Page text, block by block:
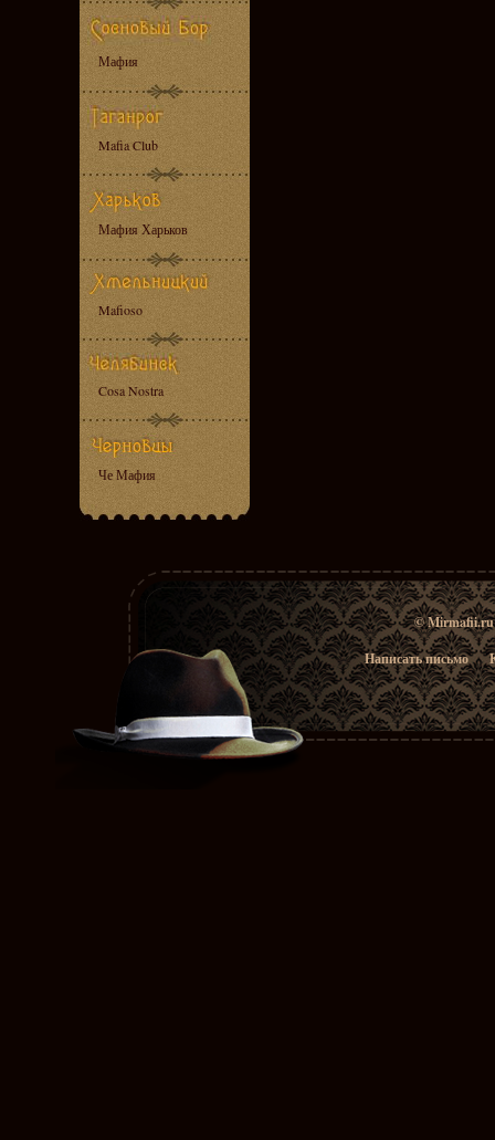
Мафия
Mafia Club
Мафия Харьков
Mafioso
Cosa Nostra
Че Мафия
© Mirmafii.ru
Написать письмо